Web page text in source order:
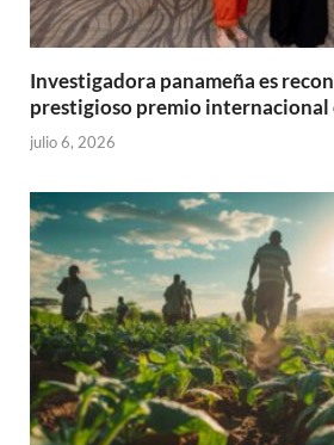
Investigadora panameña es
prestigioso premio internacional
julio 6, 2026